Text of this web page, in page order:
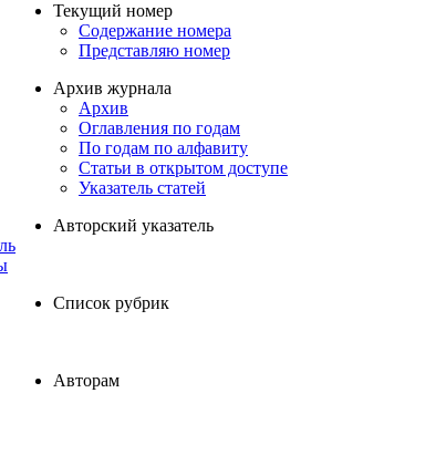
Текущий номер
Содержание номера
Представляю номер
Архив журнала
Архив
Оглавления по годам
По годам по алфавиту
Статьи в открытом доступе
Указатель статей
Авторский указатель
Список рубрик
Авторам